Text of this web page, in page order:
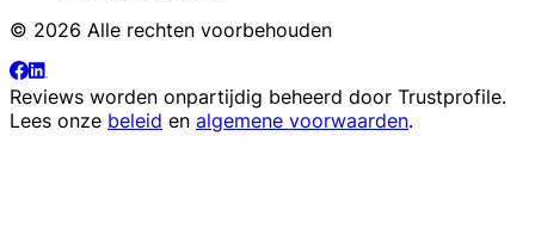
© 2026 Alle rechten voorbehouden
Reviews worden onpartijdig beheerd door Trustprofile.
Lees onze beleid en algemene voorwaarden.